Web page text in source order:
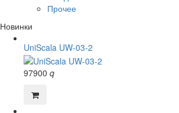
Прочее
Новинки
UniScala UW-03-2
97900 q